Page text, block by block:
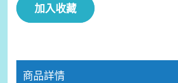
加入收藏
商品詳情